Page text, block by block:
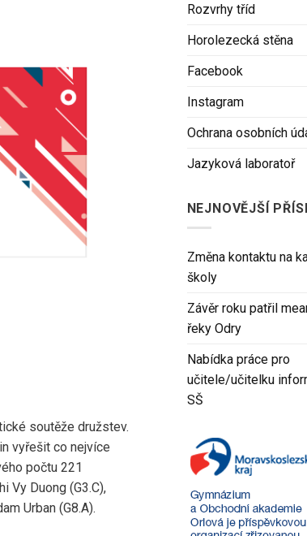
soutěže družstev.
vyřešit co nejvíce
počtu 221
Vy Duong (G3.C),
Urban (G8.A).
Rozvrhy tříd
Horolezecká stěna
Facebook
Instagram
Ochrana osobních
Jazyková laboratoř
NEJNOVĚJŠÍ
Změna kontaktu na
školy
Závěr roku patřil
řeky Odry
Nabídka práce pro
učitele/učitelku
SŠ